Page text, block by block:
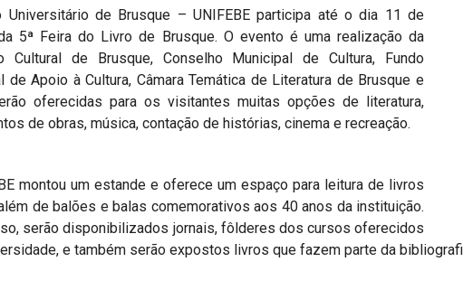
Universitário de Brusque – UNIFEBE participa até o dia 11 de
5ª Feira do Livro de Brusque. O evento é uma realização da
Cultural de Brusque, Conselho Municipal de Cultura, Fundo
de Apoio à Cultura, Câmara Temática de Literatura de Brusque e
oferecidas para os visitantes muitas opções de literatura,
de obras, música, contação de histórias, cinema e recreação.
montou um estande e oferece um espaço para leitura de livros
de balões e balas comemorativos aos 40 anos da instituição.
serão disponibilizados jornais, fôlderes dos cursos oferecidos
e também serão expostos livros que fazem parte da